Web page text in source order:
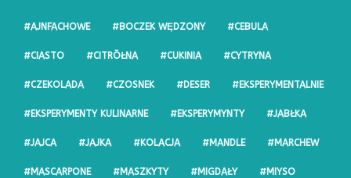
#AJNFACHOWE #BOCZEK WĘDZONY #CEBULA
#CIASTO #CITRŌŁNA #CUKINIA #CYTRYNA
#CZEKOLADA #CZOSNEK #DESER #EKSPERYMENTALNIE
#EKSPERYMENTY KULINARNE #EKSPERYMYNTY #JABŁKA
#JAJCA #JAJKA #KOLACJA #MANDLE #MARCHEW
#MASCARPONE #MASZKYTY #MIGDAŁY #MIYSO